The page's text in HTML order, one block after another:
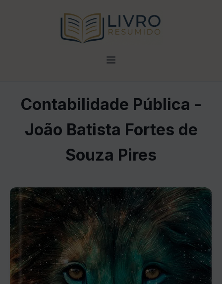
Contabilidade Pública -
João Batista Fortes de
Souza Pires